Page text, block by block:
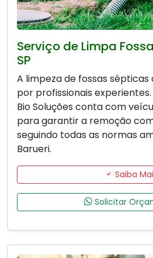
Serviço de Limpa
SP
A limpeza de fossas
por profissionais
Bio Soluções conta com
para garantir a remoção
seguindo todas as normas
Barueri.
Saiba
Solicitar